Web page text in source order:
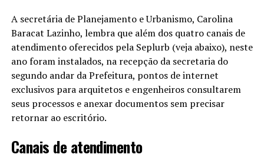
A secretária de Planejamento e Urbanismo, Carolina
Baracat Lazinho, lembra que além dos quatro canais de
atendimento oferecidos pela Seplurb (veja abaixo), neste
ano foram instalados, na recepção da secretaria do
segundo andar da Prefeitura, pontos de internet
exclusivos para arquitetos e engenheiros consultarem
seus processos e anexar documentos sem precisar
retornar ao escritório.
Canais de atendimento